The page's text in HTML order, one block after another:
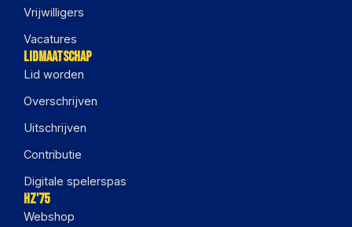
Vrijwilligers
Vacatures
Lidmaatschap
Lid worden
Overschrijven
Uitschrijven
Contributie
Digitale spelerspas
HZ'75
Webshop